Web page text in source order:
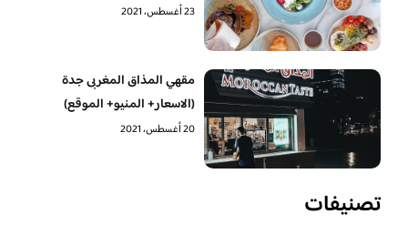
23 أغسطس، 2021
مقهي المذاق المغربى جدة
(الاسعار+ المنيو+ الموقع)
20 أغسطس، 2021
تصنيفات